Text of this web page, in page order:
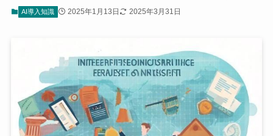
AI導入知識 2025年1月13日 2025年3月31日